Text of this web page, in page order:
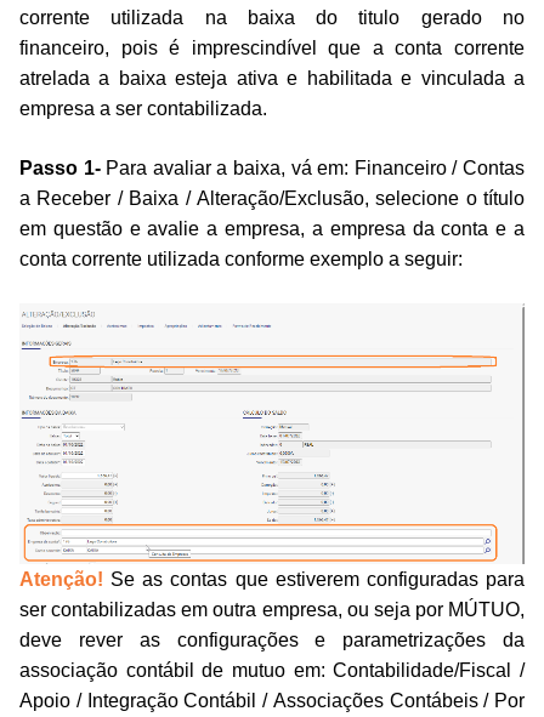
corrente utilizada na baixa do titulo gerado no
financeiro, pois é imprescindível que a conta corrente
atrelada a baixa esteja ativa e habilitada e vinculada a
empresa a ser contabilizada.
Passo 1- Para avaliar a baixa, vá em: Financeiro / Contas
a Receber / Baixa / Alteração/Exclusão, selecione o título
em questão e avalie a empresa, a empresa da conta e a
conta corrente utilizada conforme exemplo a seguir:
Atenção! Se as contas que estiverem configuradas para
ser contabilizadas em outra empresa, ou seja por MÚTUO,
deve rever as configurações e parametrizações da
associação contábil de mutuo em: Contabilidade/Fiscal /
Apoio / Integração Contábil / Associações Contábeis / Por